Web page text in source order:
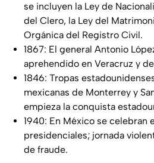
se incluyen la Ley de
del Clero, la Ley del
Orgánica del Registro Civil.
1867: El general Antonio
aprehendido en Veracruz y
1846: Tropas
mexicanas de Monterrey y
empieza la conquista
1940: En México se celebran
presidenciales; jornada
de fraude.